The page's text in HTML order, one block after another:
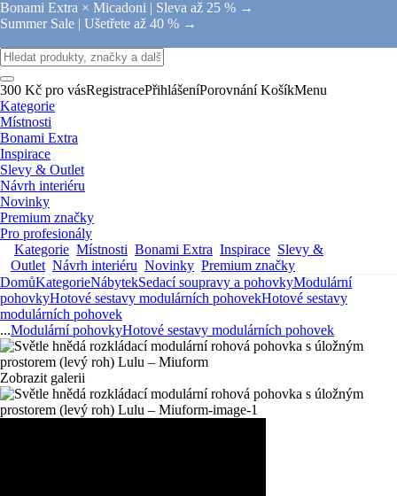
Bonami Extra × Micadoni | Sleva až 25 % →
Summer Sale | Ušetřete až 40 % →
300 Kč pro vásRegistracePřihlášeníPorovnání KošíkMenu
Kategorie
Místnosti
Bonami Extra
Inspirace
Slevy & Outlet
Návrh interiéru
Novinky
Premium značky
Pro profesionály
Kategorie Místnosti Bonami Extra Inspirace Slevy &
Outlet Návrh interiéru Novinky Premium značky
DomůKategorieNábytekSedací soupravy a pohovkyModulární
pohovkyHotové sestavy modulárních pohovekHotové sestavy
modulárních pohovek
...Modulární pohovkyHotové sestavy modulárních pohovek
Zobrazit galerii